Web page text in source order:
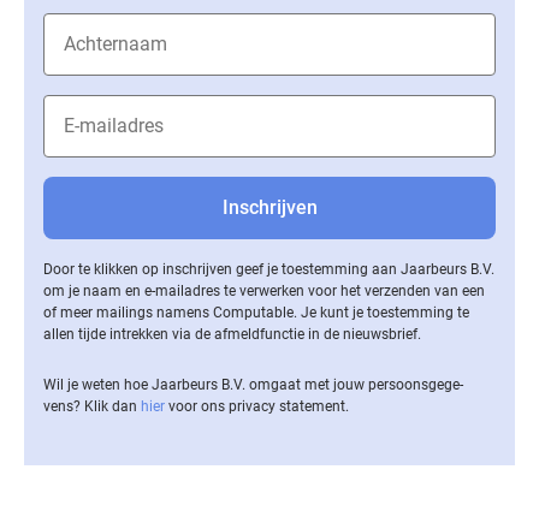
Door te klikken op inschrijven geef je toestemming aan Jaarbeurs B.V.
om je naam en e-mailadres te verwerken voor het verzenden van een
of meer mailings namens Computable. Je kunt je toestemming te
allen tijde intrekken via de af­meld­func­tie in de nieuwsbrief.
Wil je weten hoe Jaarbeurs B.V. omgaat met jouw per­soons­ge­ge­
vens? Klik dan hier voor ons privacy statement.